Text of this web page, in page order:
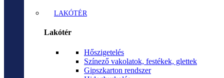
LAKÓTÉR
Lakótér
Hőszigetelés
Színező vakolatok, festékek, glettek
Gipszkarton rendszer